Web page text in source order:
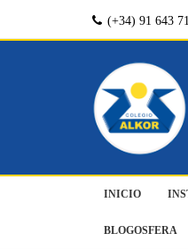
(+34) 91 643
INICIO
BLOGOSFERA